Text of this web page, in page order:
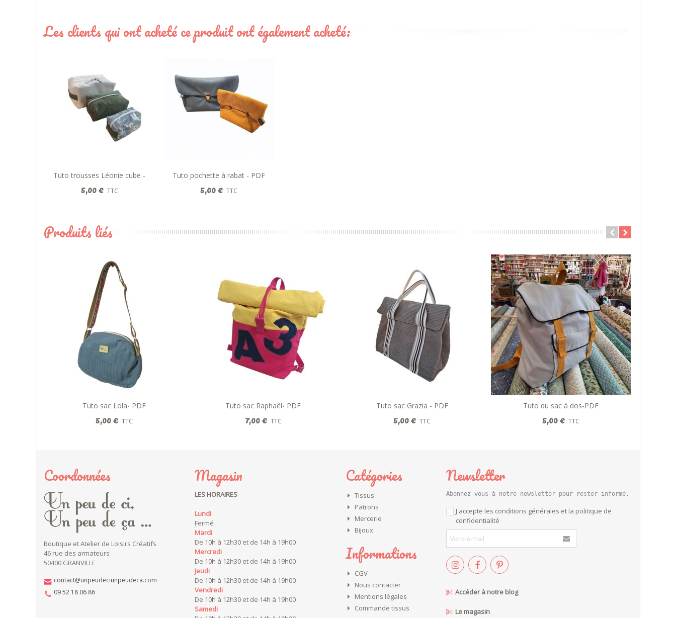
Les clients qui ont acheté ce produit ont également acheté:
Ajouter au panier
Tuto trousses Léonie cube -
PDF
5,00 € TTC
Ajouter au panier
Tuto pochette à rabat - PDF
5,00 € TTC
Produits liés
Ajouter au panier
Tuto sac Lola- PDF
5,00 € TTC
Ajouter au panier
Tuto sac Raphaël- PDF
7,00 € TTC
Ajouter au panier
Tuto sac Grazia - PDF
5,00 € TTC
Ajouter au panier
Tuto du sac à dos-PDF
5,00 € TTC
Coordonnées
Boutique et Atelier de Loisirs Créatifs
46 rue des armateurs
50400 GRANVILLE
contact@unpeudeciunpeudeca.com
09 52 18 06 86
Magasin
LES HORAIRES
Lundi
Fermé
Mardi
De 10h à 12h30 et de 14h à 19h00
Mercredi
De 10h à 12h30 et de 14h à 19h00
Jeudi
De 10h à 12h30 et de 14h à 19h00
Vendredi
De 10h à 12h30 et de 14h à 19h00
Samedi
Catégories
Tissus
Patrons
Mercerie
Bijoux
Informations
CGV
Nous contacter
Mentions légales
Commande tissus
Newsletter
Abonnez-vous à notre newsletter pour rester informé.
J'accepte les conditions générales et la politique de
confidentialité
Accéder à notre blog
Le magasin